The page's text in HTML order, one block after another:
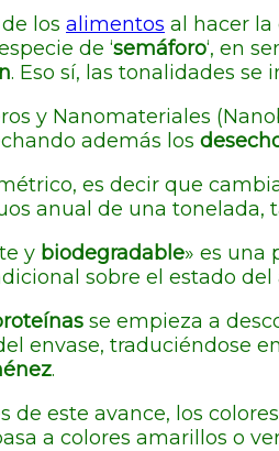
los alimentos al hacer la
de ‘semáforo‘, en
. Eso sí, las tonalidades
y Nanomateriales
además los
es decir que
anual de una tonelada,
y biodegradable» es una
sobre el estado del
se empieza a
envase, traduciéndose
.
de este avance, los
a colores amarillos o